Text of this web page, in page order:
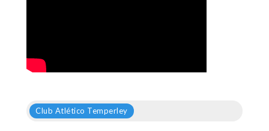
Club Atlético Temperley